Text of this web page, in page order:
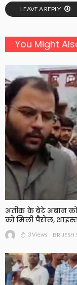
LEAVE A REPLY
You Might
अतीक के बेटे अबान
को मिली पैरोल,
3 Views BRIJESH